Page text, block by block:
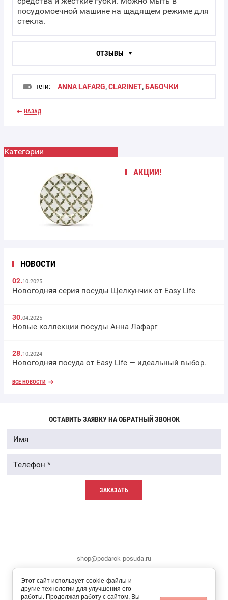
Категории
АКЦИИ!
НОВОСТИ
02.10.2025
Новогодняя серия посуды Щелкунчик от Easy Life
30.04.2025
Новые коллекции посуды Анна Лафарг
28.10.2024
Новогодняя посуда от Easy Life — идеальный выбор.
ВСЕ НОВОСТИ
посудомоечной машине на щадящем режиме для
стекла.
ОТЗЫВЫ
теги: ANNA LAFARG,CLARINET,БАБОЧКИ
НАЗАД
ОСТАВИТЬ ЗАЯВКУ НА ОБРАТНЫЙ ЗВОНОК
ЗАКАЗАТЬ
shop@podarok-posuda.ru
Этот сайт использует cookie-файлы и
другие технологии для улучшения его
работы. Продолжая работу с сайтом, Вы